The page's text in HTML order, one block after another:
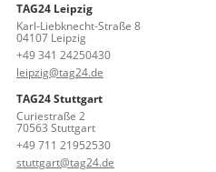
TAG24 Leipzig
Karl-Liebknecht-Straße 8
04107 Leipzig
+49 341 24250430
leipzig@tag24.de
TAG24 Stuttgart
Curiestraße 2
70563 Stuttgart
+49 711 21952530
stuttgart@tag24.de